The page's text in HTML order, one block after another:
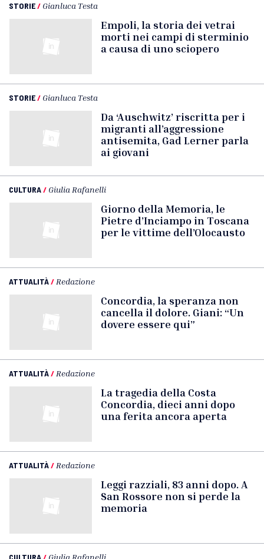
STORIE/ Gianluca Testa
Empoli, la storia dei vetrai
morti nei campi di sterminio
a causa di uno sciopero
STORIE/ Gianluca Testa
Da ‘Auschwitz’ riscritta per i
migranti all’aggressione
antisemita, Gad Lerner parla
ai giovani
CULTURA/ Giulia Rafanelli
Giorno della Memoria, le
Pietre d’Inciampo in Toscana
per le vittime dell’Olocausto
ATTUALITÀ/ Redazione
Concordia, la speranza non
cancella il dolore. Giani: “Un
dovere essere qui”
ATTUALITÀ/ Redazione
La tragedia della Costa
Concordia, dieci anni dopo
una ferita ancora aperta
ATTUALITÀ/ Redazione
Leggi razziali, 83 anni dopo. A
San Rossore non si perde la
memoria
CULTURA/ Giulia Rafanelli